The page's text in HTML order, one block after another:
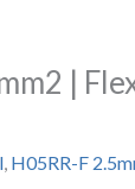
|
, H05RR-F